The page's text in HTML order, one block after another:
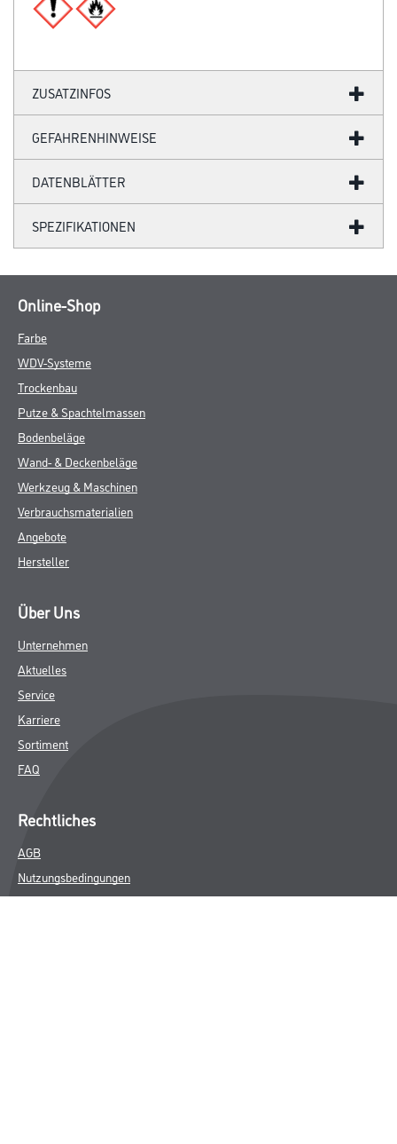
ZUSATZINFOS
GEFAHRENHINWEISE
DATENBLÄTTER
SPEZIFIKATIONEN
Online-Shop
Farbe
WDV-Systeme
Trockenbau
Putze & Spachtelmassen
Bodenbeläge
Wand- & Deckenbeläge
Werkzeug & Maschinen
Verbrauchsmaterialien
Angebote
Hersteller
Über Uns
Unternehmen
Aktuelles
Service
Karriere
Sortiment
FAQ
Rechtliches
AGB
Nutzungsbedingungen
Logistik- und Servicepreisliste